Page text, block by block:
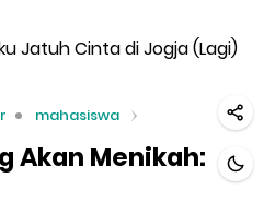
Jatuh Cinta di Jogja (Lagi)
mahasiswa
Akan Menikah: